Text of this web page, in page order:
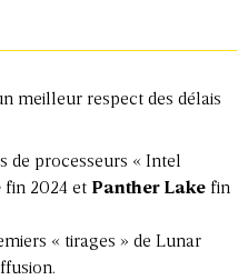
meilleur respect des délais
de processeurs « Intel
fin 2024 et Panther Lake fin
« tirages » de Lunar